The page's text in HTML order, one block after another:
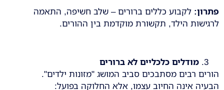
פתרון: לקבוע כללים ברורים – שלב חשיפה, התאמה
לרגישות הילד, תקשורת מוקדמת בין ההורים.
מודלים כלכליים לא ברורים
הורים רבים מסתבכים סביב המושג "מזונות ילדים".
הבעיה אינה החיוב עצמו, אלא החלוקה בפועל: